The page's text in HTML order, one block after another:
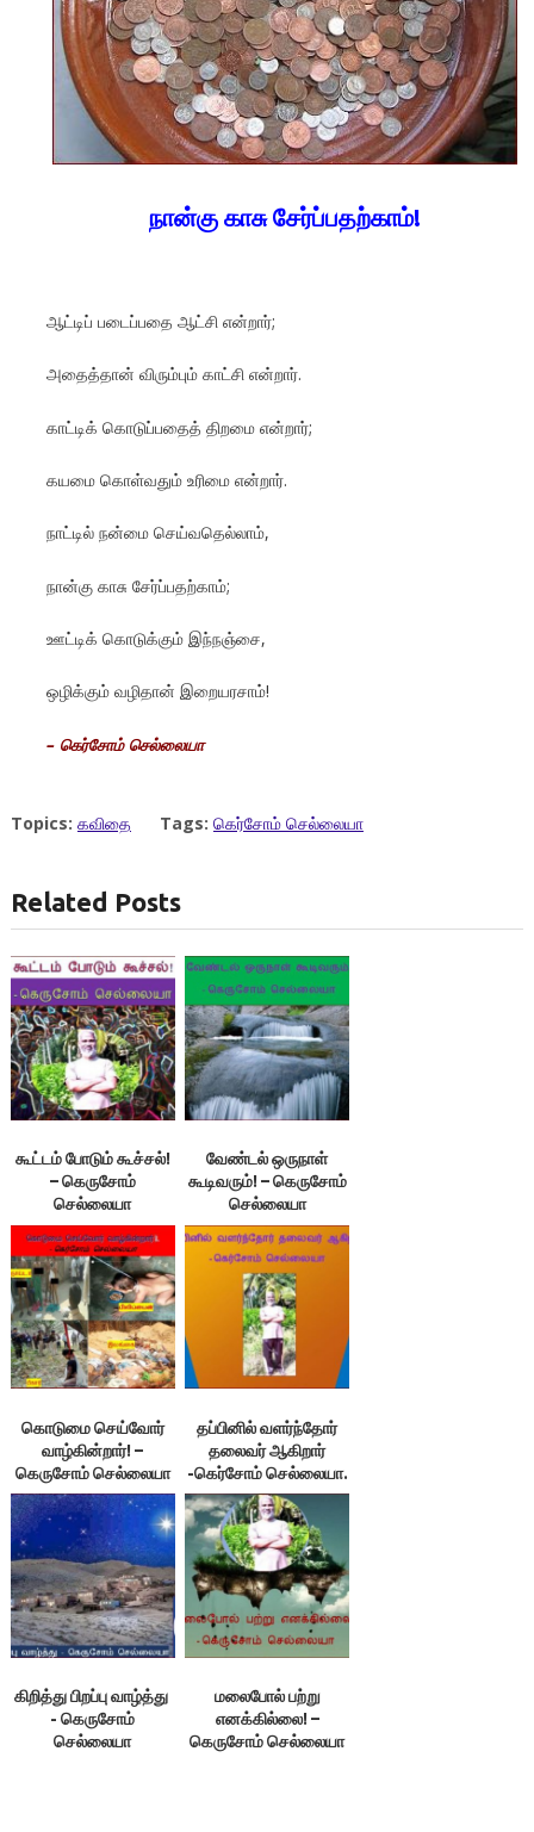
நான்கு காசு சேர்ப்பதற்காம்!
ஆட்டிப் படைப்பதை ஆட்சி என்றார்;
அதைத்தான் விரும்பும் காட்சி என்றார்.
காட்டிக் கொடுப்பதைத் திறமை என்றார்;
கயமை கொள்வதும் உரிமை என்றார்.
நாட்டில் நன்மை செய்வதெல்லாம்,
நான்கு காசு சேர்ப்பதற்காம்;
ஊட்டிக் கொடுக்கும் இந்நஞ்சை,
ஒழிக்கும் வழிதான் இறையரசாம்!
– கெர்சோம் செல்லையா
Topics: கவிதை Tags: கெர்சோம் செல்லையா
Related Posts
கூட்டம் போடும் கூச்சல்!
– கெருசோம்
செல்லையா
வேண்டல் ஒருநாள்
கூடிவரும்! – கெருசோம்
செல்லையா
கொடுமை செய்வோர்
வாழ்கின்றார்! –
கெருசோம் செல்லையா
தப்பினில் வளர்ந்தோர்
தலைவர் ஆகிறார்
-கெர்சோம் செல்லையா.
கிறித்து பிறப்பு வாழ்த்து ​
- கெருசோம்
செல்லையா
மலைபோல் பற்று
எனக்கில்லை! –
கெருசோம் செல்லையா